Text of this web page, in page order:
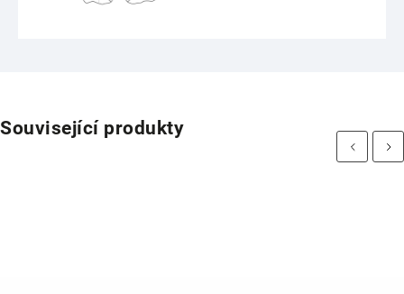
Související produkty
Previous Next